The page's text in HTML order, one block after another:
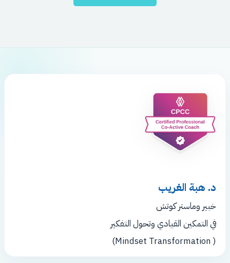
د. هبة الغريب
خبير وماستر كوتش
في التمكين القيادي وتحول التفكير
( Mindset Transformation)